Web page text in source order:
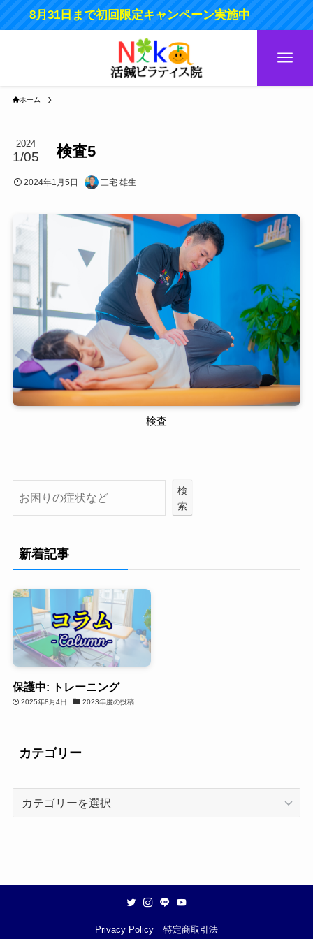
8月31日まで初回限定キャンペーン実施中
ホーム
検査5
2024
1/05
2024年1月5日 三宅 雄生
検査
検
索
新着記事
保護中: トレーニング
2025年8月4日 2023年度の投稿
カテゴリー
Privacy Policy 特定商取引法